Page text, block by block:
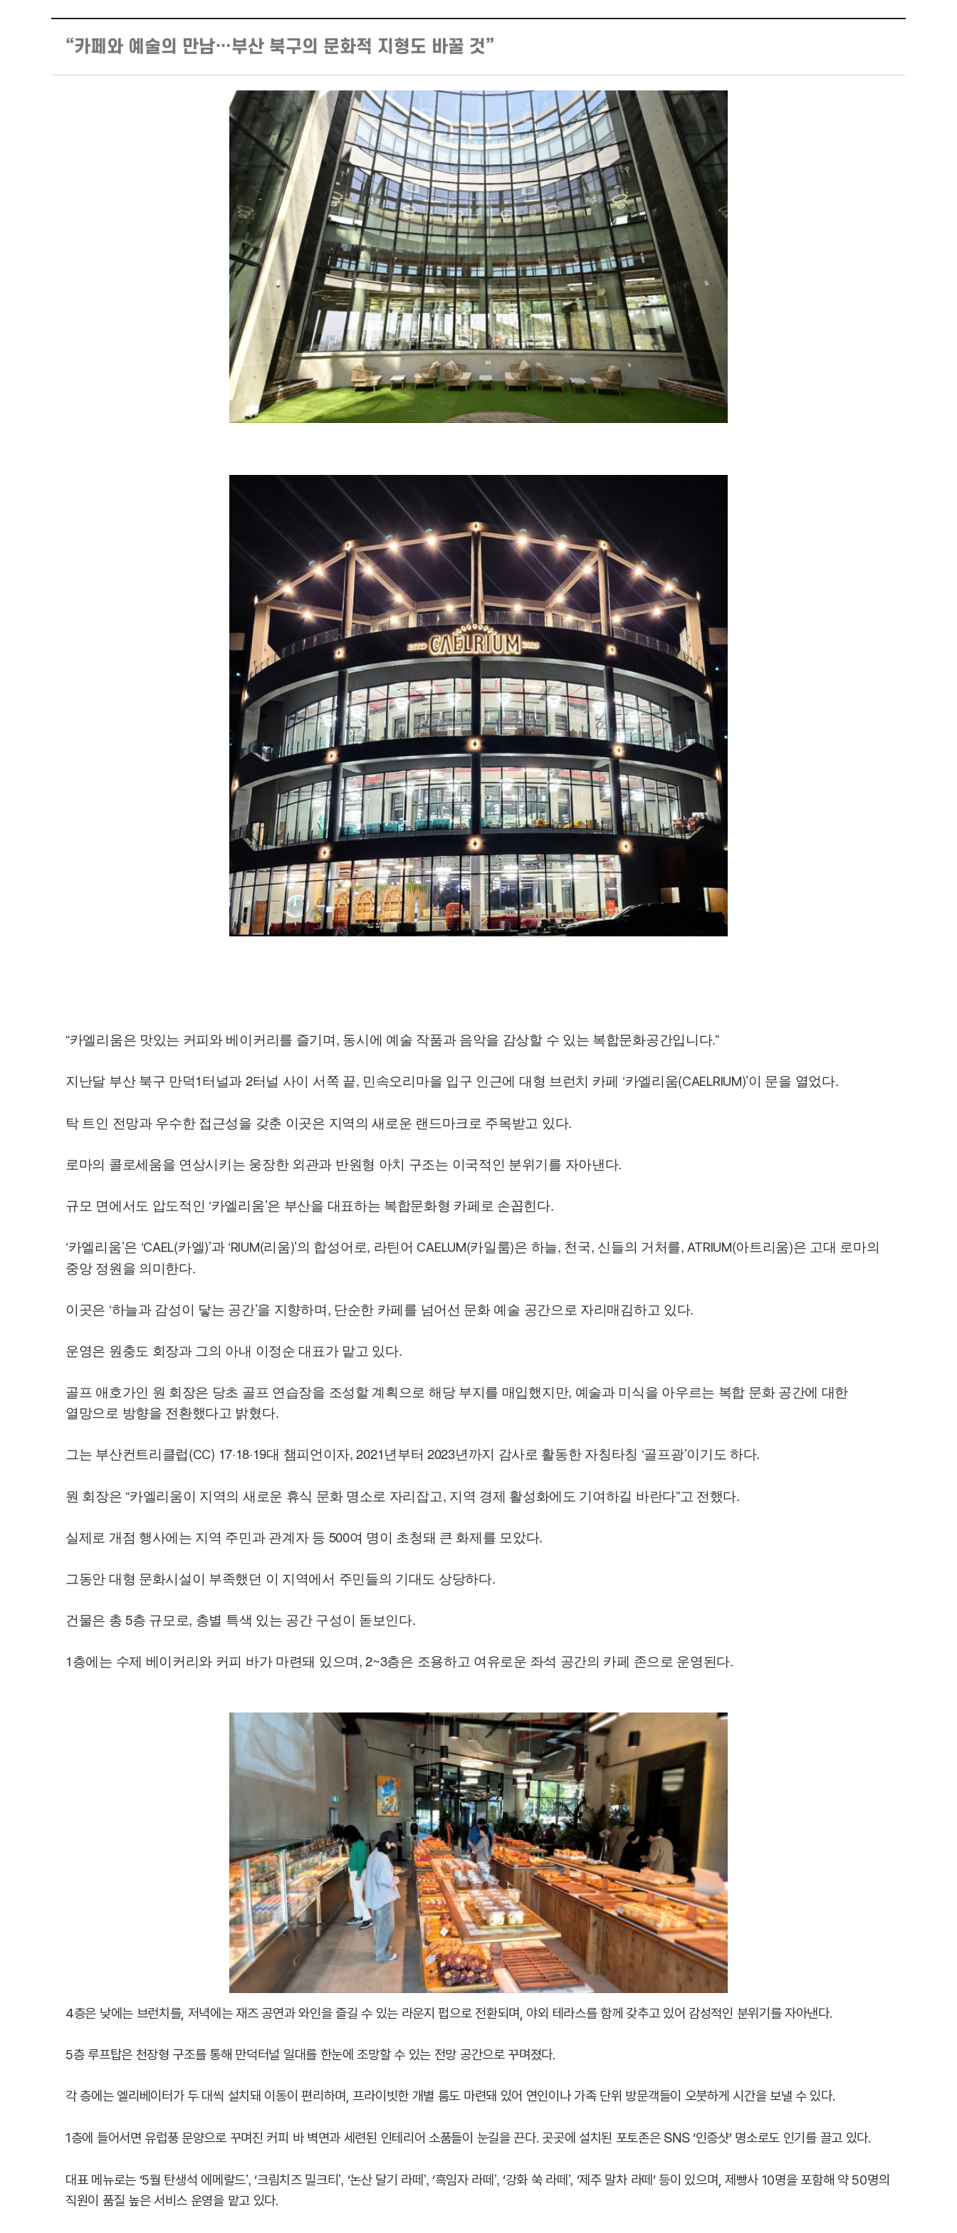
“카페와 예술의 만남…부산 북구의 문화적 지형도 바꿀 것”
“카엘리움은 맛있는 커피와 베이커리를 즐기며, 동시에 예술 작품과 음악을 감상할 수 있는 복합문화공간입니다.”
지난달 부산 북구 만덕1터널과 2터널 사이 서쪽 끝, 민속오리마을 입구 인근에 대형 브런치 카페 ‘카엘리움(CAELRIUM)’이 문을 열었다.
탁 트인 전망과 우수한 접근성을 갖춘 이곳은 지역의 새로운 랜드마크로 주목받고 있다.
로마의 콜로세움을 연상시키는 웅장한 외관과 반원형 아치 구조는 이국적인 분위기를 자아낸다.
규모 면에서도 압도적인 ‘카엘리움’은 부산을 대표하는 복합문화형 카페로 손꼽힌다.
‘카엘리움’은 ‘CAEL(카엘)’과 ‘RIUM(리움)’의 합성어로, 라틴어 CAELUM(카일룸)은 하늘, 천국, 신들의 거처를,ATRIUM(아트리움)은 고대 로마의
중앙 정원을 의미한다.
이곳은 ‘하늘과 감성이 닿는 공간’을 지향하며, 단순한 카페를 넘어선 문화 예술 공간으로 자리매김하고 있다.
운영은 원충도 회장과 그의 아내 이정순 대표가 맡고 있다.
골프 애호가인 원 회장은 당초 골프 연습장을 조성할 계획으로 해당 부지를 매입했지만, 예술과 미식을 아우르는 복합 문화 공간에 대한
열망으로 방향을 전환했다고 밝혔다.
그는 부산컨트리클럽(CC) 17·18·19대 챔피언이자, 2021년부터 2023년까지 감사로 활동한 자칭타칭 ‘골프광’이기도 하다.
원 회장은 “카엘리움이 지역의 새로운 휴식 문화 명소로 자리잡고, 지역 경제 활성화에도 기여하길 바란다”고 전했다.
실제로 개점 행사에는 지역 주민과 관계자 등 500여 명이 초청돼 큰 화제를 모았다.
그동안 대형 문화시설이 부족했던 이 지역에서 주민들의 기대도 상당하다.
건물은 총 5층 규모로, 층별 특색 있는 공간 구성이 돋보인다.
1층에는 수제 베이커리와 커피 바가 마련돼 있으며, 2~3층은 조용하고 여유로운 좌석 공간의 카페 존으로 운영된다.
4층은 낮에는 브런치를, 저녁에는 재즈 공연과 와인을 즐길 수 있는 라운지 펍으로 전환되며, 야외 테라스를 함께 갖추고 있어 감성적인 분위기를 자아낸다.
5층 루프탑은 천장형 구조를 통해 만덕터널 일대를 한눈에 조망할 수 있는 전망 공간으로 꾸며졌다.
각 층에는 엘리베이터가 두 대씩 설치돼 이동이 편리하며, 프라이빗한 개별 룸도 마련돼 있어 연인이나 가족 단위 방문객들이 오붓하게 시간을 보낼 수 있다.
1층에 들어서면 유럽풍 문양으로 꾸며진 커피 바 벽면과 세련된 인테리어 소품들이 눈길을 끈다. 곳곳에 설치된 포토존은 SNS‘인증샷’ 명소로도 인기를 끌고 있다.
대표 메뉴로는 ‘5월 탄생석 에메랄드’, ‘크림치즈 밀크티 ’, ‘논산 달기 라떼 ’, ‘흑임자 라떼 ’, ‘강화 쑥 라떼 ’, ‘제주 말차 라떼’ 등이 있으며, 제빵사 10명을 포함해 약 50명의
직원이 품질 높은 서비스 운영을 맡고 있다.